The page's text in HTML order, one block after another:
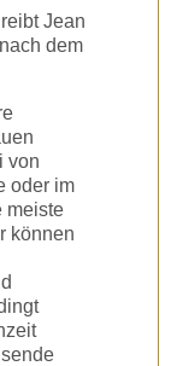
Jean
dem
von
oder im
meiste
können